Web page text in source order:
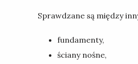
Sprawdzane są między
fundamenty,
ściany nośne,